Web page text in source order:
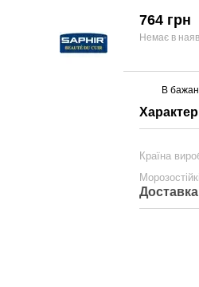
764 грн
Немає в
В
Країна
Доставка